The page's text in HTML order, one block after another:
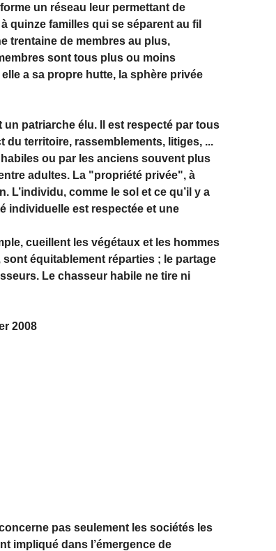
un réseau leur permettant de
quinze familles qui se séparent au fil
trentaine de membres au plus,
sont tous plus ou moins
a sa propre hutte, la sphère privée
un patriarche élu. Il est respecté par tous
territoire, rassemblements, litiges, ...
ou par les anciens souvent plus
adultes. La "propriété privée", à
L’individu, comme le sol et ce qu’il y a
individuelle est respectée et une
cueillent les végétaux et les hommes
équitablement réparties ; le partage
Le chasseur habile ne tire ni
2008
pas seulement les sociétés les
impliqué dans l’émergence de